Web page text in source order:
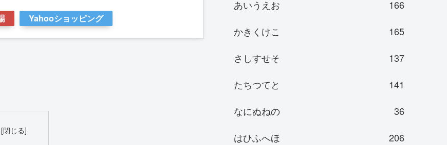
Yahooショッピング
あいうえお
166
かきくけこ
165
さしすせそ
137
たちつてと
141
なにぬねの
36
はひふへほ
206